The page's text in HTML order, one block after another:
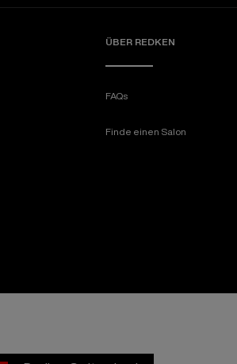
ÜBER REDKEN​
FAQs
Finde einen Salon